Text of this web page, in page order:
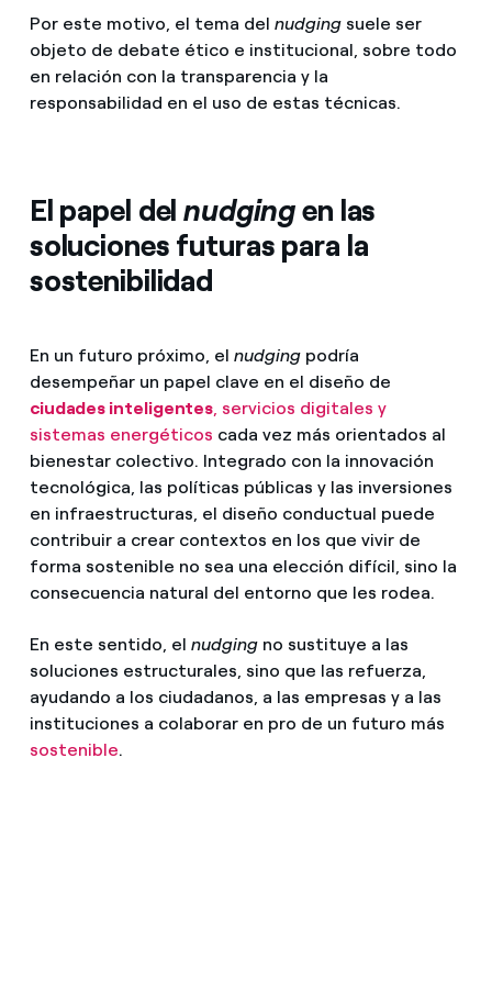
Por este motivo, el tema del nudgingsuele ser
objeto de debate ético e institucional, sobre todo
en relación con la transparencia y la
responsabilidad en el uso de estas técnicas.
El papel delnudgingen las
soluciones futuras para la
sostenibilidad
En un futuro próximo, el nudgingpodría
desempeñar un papel clave en el diseño de
ciudades inteligentes, servicios digitales y
sistemas energéticos cada vez más orientados al
bienestar colectivo. Integrado con la innovación
tecnológica, las políticas públicas y las inversiones
en infraestructuras, el diseño conductual puede
contribuir a crear contextos en los que vivir de
forma sostenible no sea una elección difícil, sino la
consecuencia natural del entorno que les rodea.
En este sentido, el nudgingno sustituye a las
soluciones estructurales, sino que las refuerza,
ayudando a los ciudadanos, a las empresas y a las
instituciones a colaborar en pro de un futuro más
sostenible.